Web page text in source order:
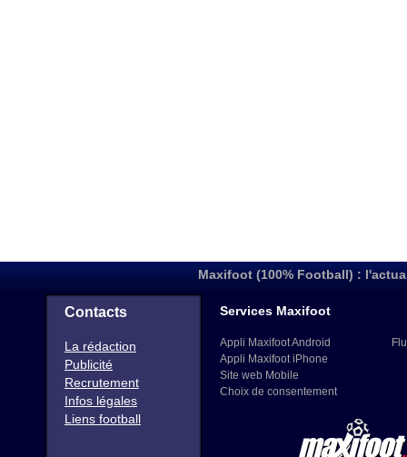
Maxifoot (100% Football) :
Contacts
La rédaction
Publicité
Recrutement
Infos légales
Liens football
Services Maxifoot
Appli Maxifoot Android
Appli Maxifoot iPhone
Site web Mobile
Choix de consentement